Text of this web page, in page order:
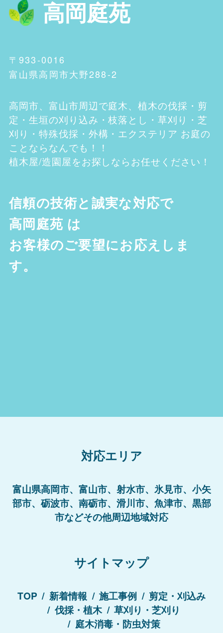
高岡庭苑
〒933-0016
富山県高岡市大野288-2
高岡市、富山市周辺で庭木、植木の伐採・剪
定・生垣の刈り込み・枝落とし・草刈り・芝
刈り・特殊伐採・外構・エクステリア お庭の
ことならなんでも！！
植木屋/造園屋をお探しならお任せください！
信頼の技術と誠実な対応で
高岡庭苑 は
お客様のご要望にお応えしま
す。
対応エリア
富山県高岡市、富山市、射水市、氷見市、小矢
部市、砺波市、南砺市、滑川市、魚津市、黒部
市などその他周辺地域対応
サイトマップ
TOP 新着情報 施工事例
剪定・刈込み
伐採・植木
草刈り・芝刈り
庭木消毒・防虫対策